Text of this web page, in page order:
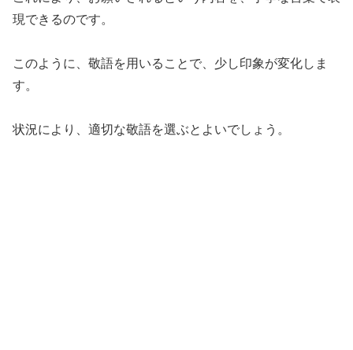
現できるのです。
このように、敬語を用いることで、少し印象が変化しま
す。
状況により、適切な敬語を選ぶとよいでしょう。